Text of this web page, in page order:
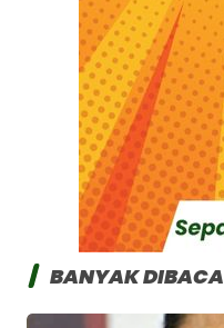
BANYAK DIBACA